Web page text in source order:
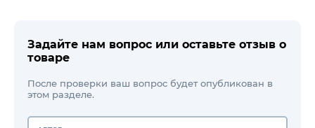
Задайте нам вопрос или оставьте отзыв о
товаре
После проверки ваш вопрос будет опубликован в
этом разделе.